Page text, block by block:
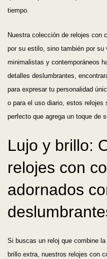
tiempo.
Nuestra colección de relojes con
por su estilo, sino también por su
minimalistas y contemporáneos
detalles deslumbrantes,
para expresar tu personalidad
o para el uso diario, estos relojes
perfecto que agrega un toque de
Lujo y brillo:
relojes con
adornados
Si buscas un reloj que combine
brillo extra, nuestros relojes con